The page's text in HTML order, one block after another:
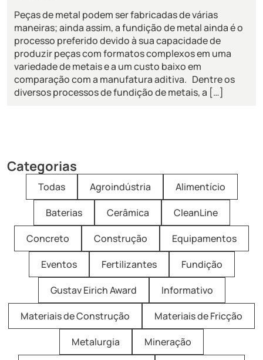
Peças de metal podem ser fabricadas de várias
maneiras; ainda assim, a fundição de metal ainda é o
processo preferido devido à sua capacidade de
produzir peças com formatos complexos em uma
variedade de metais e a um custo baixo em
comparação com a manufatura aditiva. Dentre os
diversos processos de fundição de metais, a […]
Categorias
Todas Agroindústria
Alimentício
Baterias
Cerâmica
CleanLine
Concreto
Construção
Equipamentos
Eventos
Fertilizantes
Fundição
Gustav Eirich Award
Informativo
Materiais de Construção
Materiais de Fricção
Metalurgia
Mineração